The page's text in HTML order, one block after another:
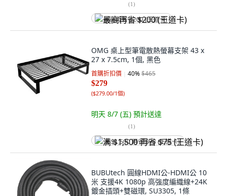
(1)
最高再省 $200 (王道卡)
OMG 桌上型筆電散熱螢幕支架 43 x
27 x 7.5cm, 1個, 黑色
首購折扣價 40%$465
$279
($279.00/1個)
明天 8/7 (五) 預計送達
(1)
满 $1,500 再省 $75 (王道卡)
BUBUtech 圓線HDMI公-HDMI公 10
米 支援4K 1080p 高強度編織線+24K
鍍金插頭+雙磁環, SU3305, 1條